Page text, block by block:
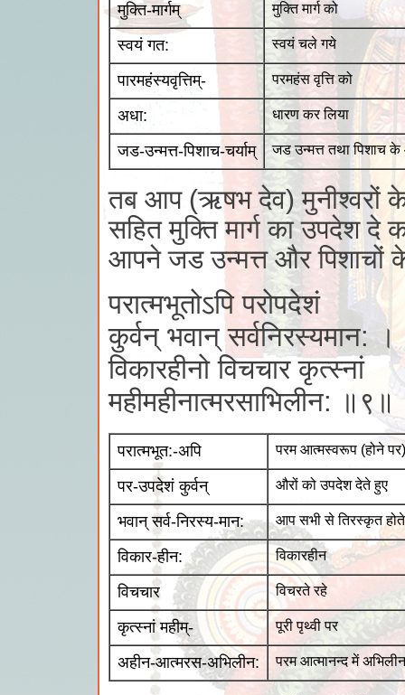
मुक्ति-मार्गम् मुक्ति मार्ग को
स्वयं गत: स्वयं चले गये
पारमहंस्यवृत्तिम्- परमहंस वृत्ति को
अधा: धारण कर लिया
जड-उन्मत्त-पिशाच-चर्याम् जड उन्मत्त तथा पिशाच
तब आप (ऋषभ देव) मुनीश्वरों के
सहित मुक्ति मार्ग का उपदेश दे
आपने जड उन्मत्त और पिशाचों
परात्मभूतोऽपि परोपदेशं
कुर्वन् भवान् सर्वनिरस्यमान: ।
विकारहीनो विचचार कृत्स्नां
महीमहीनात्मरसाभिलीन: ॥९॥
परात्मभूत:-अपि परम आत्मस्वरूप (होने
पर-उपदेशं कुर्वन् औरों को उपदेश देते हुए
भवान् सर्व-निरस्य-मान: आप सभी से तिरस्कृत
विकार-हीन: विकारहीन
विचचार विचरते रहे
कृत्स्नां महीम्- पूरी पृथ्वी पर
अहीन-आत्मरस-अभिलीन: परम आत्मानन्द में अभिलीन